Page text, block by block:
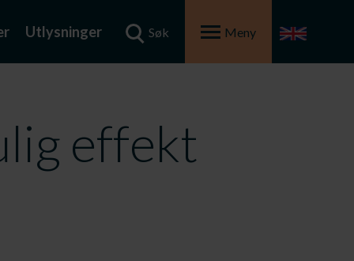
Utlysninger Søk Meny
effekt